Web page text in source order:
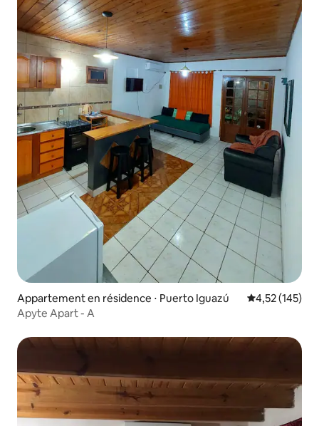
Appartement en résidence ⋅ Puerto Iguazú Évaluation
4,52 (145)
Apyte Apart - A